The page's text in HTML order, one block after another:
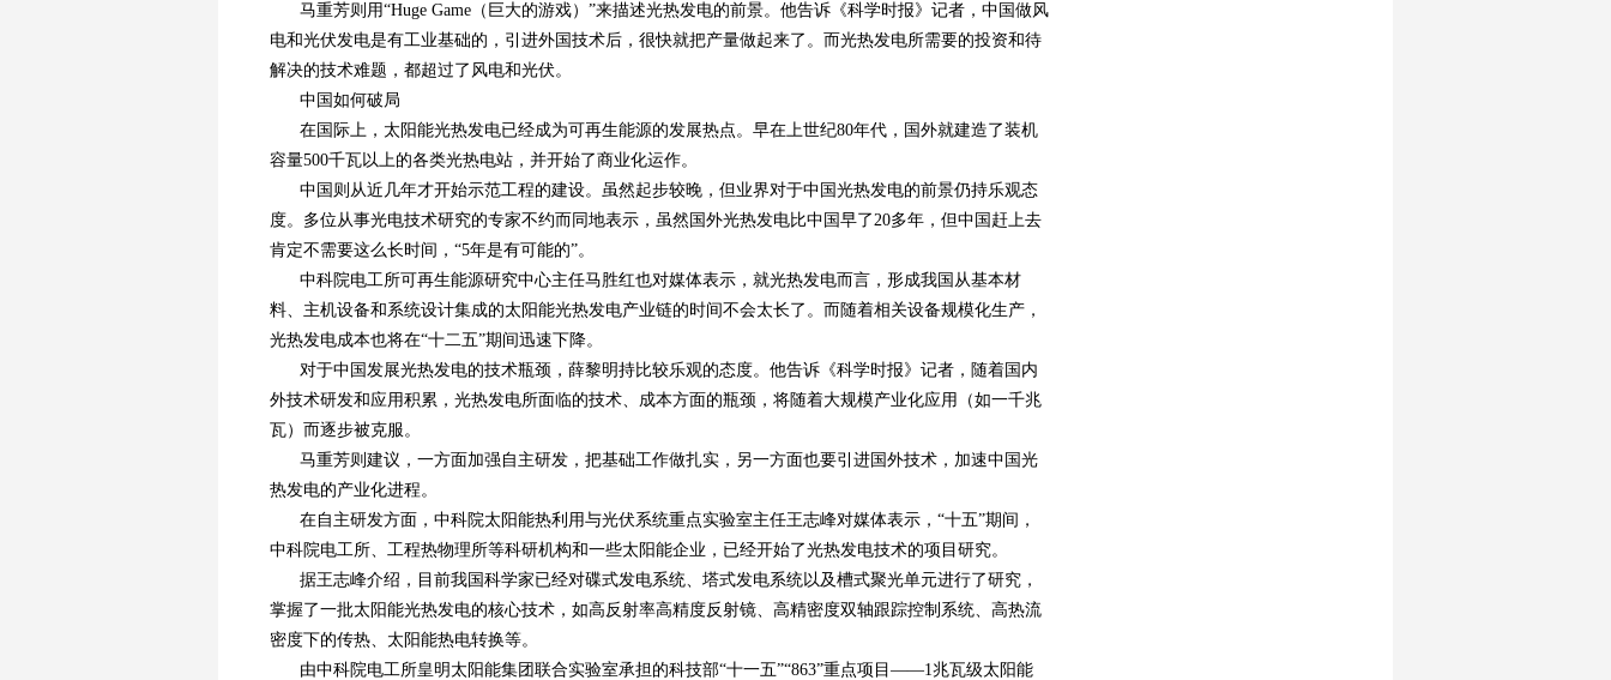
马重芳则用“Huge Game（巨大的游戏）”来描述光热发电的前景。他告诉《科学时报》记者，中国做风
电和光伏发电是有工业基础的，引进外国技术后，很快就把产量做起来了。而光热发电所需要的投资和待
解决的技术难题，都超过了风电和光伏。
中国如何破局
在国际上，太阳能光热发电已经成为可再生能源的发展热点。早在上世纪80年代，国外就建造了装机
容量500千瓦以上的各类光热电站，并开始了商业化运作。
中国则从近几年才开始示范工程的建设。虽然起步较晚，但业界对于中国光热发电的前景仍持乐观态
度。多位从事光电技术研究的专家不约而同地表示，虽然国外光热发电比中国早了20多年，但中国赶上去
肯定不需要这么长时间，“5年是有可能的”。
中科院电工所可再生能源研究中心主任马胜红也对媒体表示，就光热发电而言，形成我国从基本材
料、主机设备和系统设计集成的太阳能光热发电产业链的时间不会太长了。而随着相关设备规模化生产，
光热发电成本也将在“十二五”期间迅速下降。
对于中国发展光热发电的技术瓶颈，薛黎明持比较乐观的态度。他告诉《科学时报》记者，随着国内
外技术研发和应用积累，光热发电所面临的技术、成本方面的瓶颈，将随着大规模产业化应用（如一千兆
瓦）而逐步被克服。
马重芳则建议，一方面加强自主研发，把基础工作做扎实，另一方面也要引进国外技术，加速中国光
热发电的产业化进程。
在自主研发方面，中科院太阳能热利用与光伏系统重点实验室主任王志峰对媒体表示，“十五”期间，
中科院电工所、工程热物理所等科研机构和一些太阳能企业，已经开始了光热发电技术的项目研究。
据王志峰介绍，目前我国科学家已经对碟式发电系统、塔式发电系统以及槽式聚光单元进行了研究，
掌握了一批太阳能光热发电的核心技术，如高反射率高精度反射镜、高精密度双轴跟踪控制系统、高热流
密度下的传热、太阳能热电转换等。
由中科院电工所皇明太阳能集团联合实验室承担的科技部“十一五”“863”重点项目——1兆瓦级太阳能